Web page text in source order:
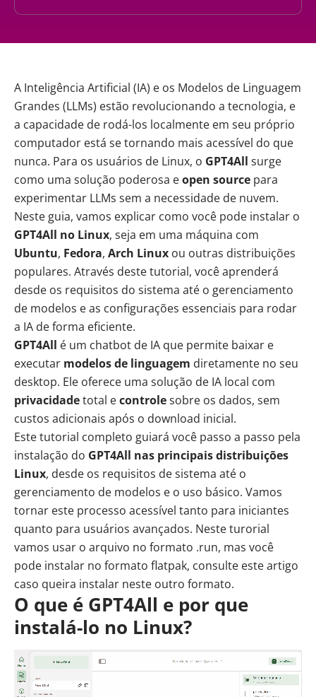
A Inteligência Artificial (IA) e os Modelos de Linguagem
Grandes (LLMs) estão revolucionando a tecnologia, e
a capacidade de rodá-los localmente em seu próprio
computador está se tornando mais acessível do que
nunca. Para os usuários de Linux, o GPT4All surge
como uma solução poderosa eopen source para
experimentar LLMs sem a necessidade de nuvem.
Neste guia, vamos explicar como você pode instalar o
GPT4All no Linux, seja em uma máquina com
Ubuntu, Fedora, Arch Linux ou outras distribuições
populares. Através deste tutorial, você aprenderá
desde os requisitos do sistema até o gerenciamento
de modelos e as configurações essenciais para rodar
a IA de forma eficiente.
GPT4All é um chatbot de IA que permite baixar e
executar modelos de linguagem diretamente no seu
desktop. Ele oferece uma solução de IA local com
privacidadetotal econtrolesobre os dados, sem
custos adicionais após o download inicial.
Este tutorial completo guiará você passo a passo pela
instalação do GPT4All nas principaisdistribuições
Linux, desde os requisitos de sistema até o
gerenciamento de modelos e o uso básico. Vamos
tornar este processo acessível tanto para iniciantes
quanto para usuários avançados. Neste turorial
vamos usar o arquivo no formato .run, mas você
pode instalar no formato flatpak, consulte este artigo
caso queira instalar neste outro formato.
O que é GPT4All e por que
instalá-lo no Linux?